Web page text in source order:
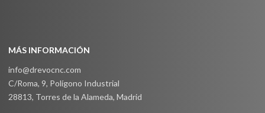
MÁS INFORMACIÓN
info@drevocnc.com
C/Roma, 9, Polígono Industrial
28813, Torres de la Alameda, Madrid